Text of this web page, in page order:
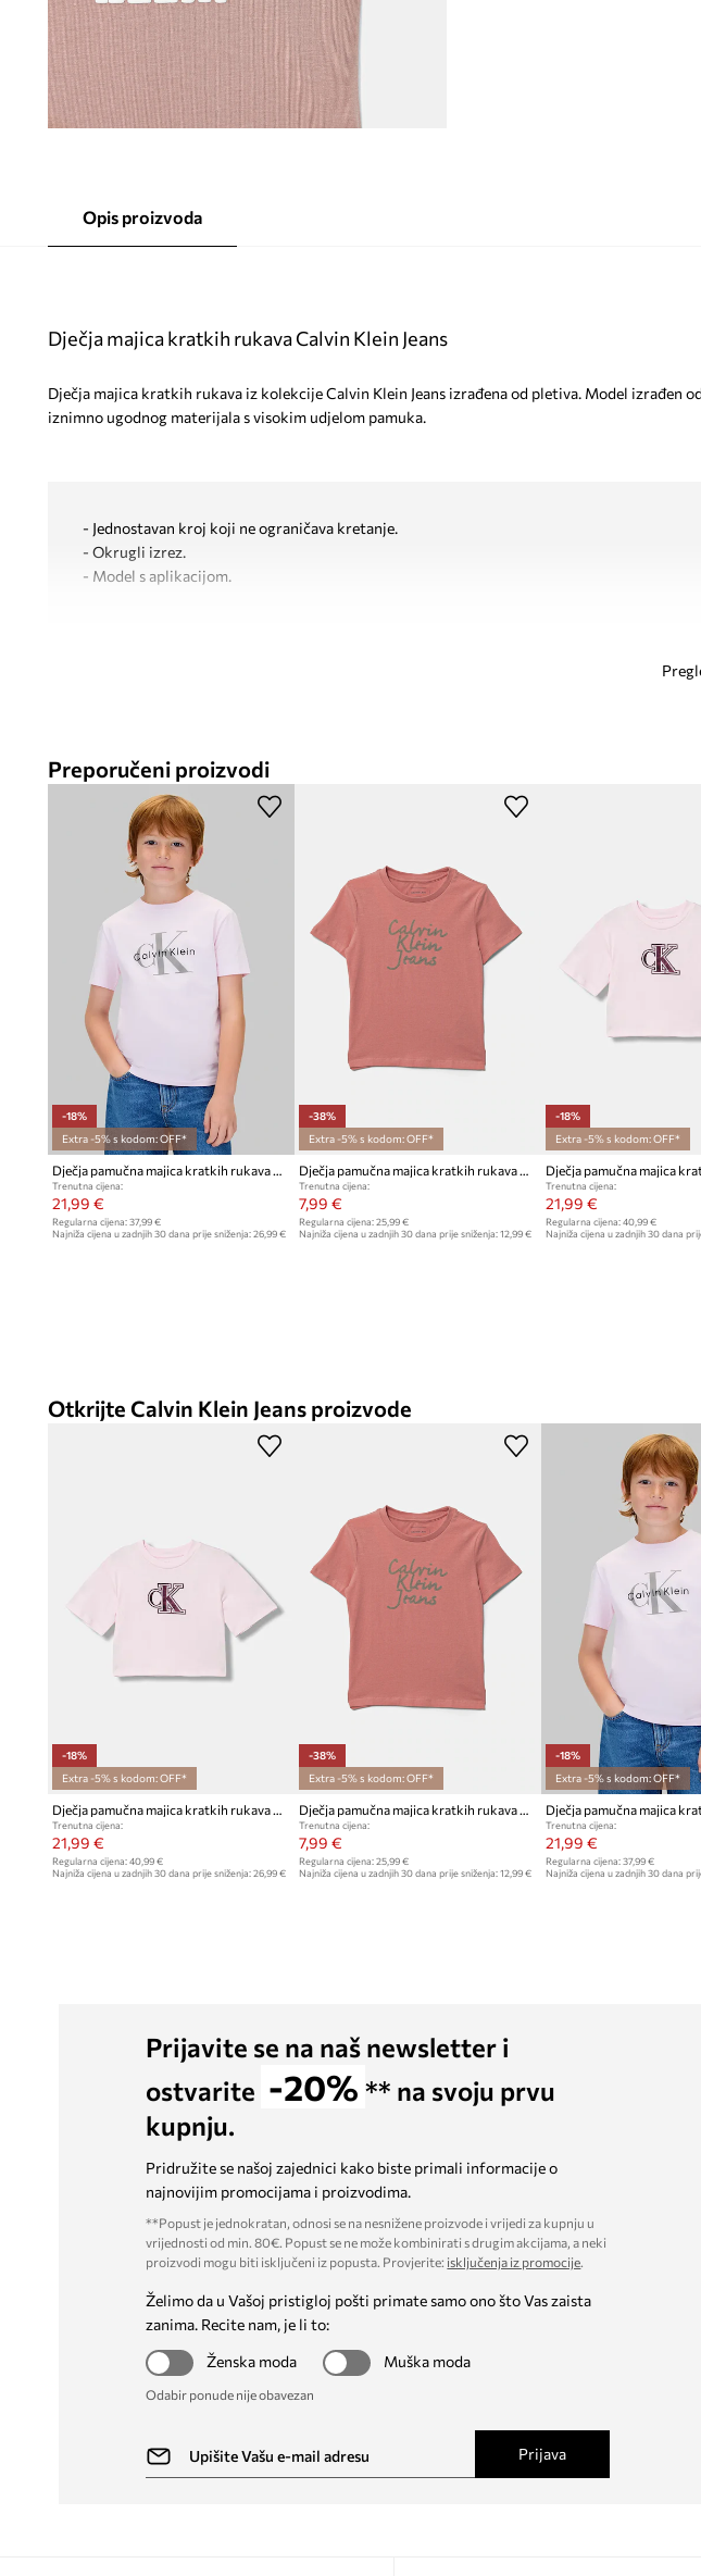
Opis proizvoda
Dječja majica kratkih rukava Calvin Klein Jeans
Dječja majica kratkih rukava iz kolekcije Calvin Klein Jeans izrađena od pletiva. Model izrađen od
iznimno ugodnog materijala s visokim udjelom pamuka.
- Jednostavan kroj koji ne ograničava kretanje.
- Okrugli izrez.
- Model s aplikacijom.
Preporučeni proizvodi
-18%
Extra -5% s kodom: OFF*
Dječja pamučna majica kratkih rukava Calvin Klein Jeans
Trenutna cijena:
21,99 €
Regularna cijena: 37,99 €
Najniža cijena u zadnjih 30 dana prije sniženja: 26,99 €
-38%
Extra -5% s kodom: OFF*
Dječja pamučna majica kratkih rukava Calvin Klein Jeans
Trenutna cijena:
7,99 €
Regularna cijena:25,99 €
Najniža cijena u zadnjih 30 dana prije sniženja:12,99 €
-18%
Extra -5% s kodom: OFF*
Trenutna cijena:
21,99 €
Regularna cijena: 40,99 €
Najniža cijena u zadnjih 30 dana
Otkrijte Calvin Klein Jeans proizvode
-18%
Extra -5% s kodom: OFF*
Trenutna cijena:
21,99 €
Regularna cijena: 40,99 €
Najniža cijena u zadnjih 30 dana prije sniženja: 26,99 €
-38%
Extra -5% s kodom: OFF*
Trenutna cijena:
7,99 €
Regularna cijena:25,99 €
Najniža cijena u zadnjih 30 dana prije sniženja:12,99 €
-18%
Extra -5% s kodom: OFF*
Trenutna cijena:
21,99 €
Regularna cijena: 37,99 €
Najniža cijena u zadnjih 30 dana
Prijavite se na naš newsletter i
ostvarite -20% ** na svoju prvu
kupnju.
Pridružite se našoj zajednici kako biste primali informacije o
najnovijim promocijama i proizvodima.
**Popust je jednokratan, odnosi se na nesnižene proizvode i vrijedi za kupnju u
vrijednosti od min. 80€. Popust se ne može kombinirati s drugim akcijama, a neki
proizvodi mogu biti isključeni iz popusta. Provjerite: isključenja iz promocije
Želimo da u Vašoj pristigloj pošti primate samo ono što Vas zaista
zanima. Recite nam, je li to:
Ženska moda
Muška moda
Odabir ponude nije obavezan
Prijava